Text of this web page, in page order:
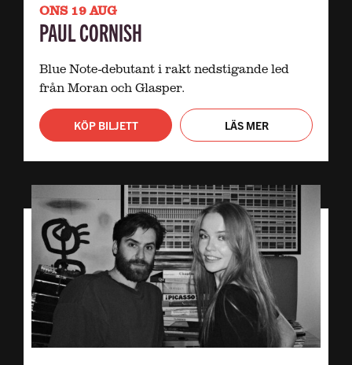
ONS 19 AUG
PAUL CORNISH
Blue Note-debutant i rakt nedstigande led
från Moran och Glasper.
KÖP BILJETT LÄS MER